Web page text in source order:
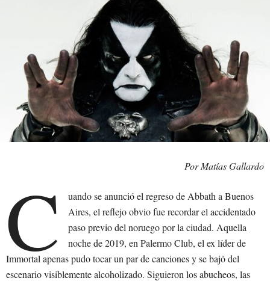
Por Matías Gallardo
C
uando se anunció el regreso de Abbath a Buenos
Aires, el reflejo obvio fue recordar el accidentado
paso previo del noruego por la ciudad. Aquella
noche de 2019, en Palermo Club, el ex líder de
Immortal apenas pudo tocar un par de canciones y se bajó del
escenario visiblemente alcoholizado. Siguieron los abucheos, las